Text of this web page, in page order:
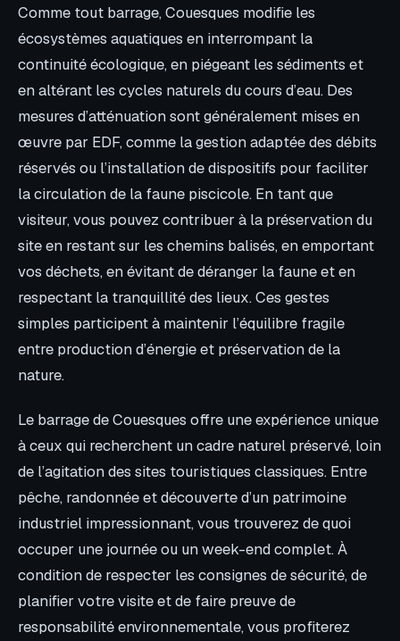
Comme tout barrage, Couesques modifie les
écosystèmes aquatiques en interrompant la
continuité écologique, en piégeant les sédiments et
en altérant les cycles naturels du cours d’eau. Des
mesures d’atténuation sont généralement mises en
œuvre par EDF, comme la gestion adaptée des débits
réservés ou l’installation de dispositifs pour faciliter
la circulation de la faune piscicole. En tant que
visiteur, vous pouvez contribuer à la préservation du
site en restant sur les chemins balisés, en emportant
vos déchets, en évitant de déranger la faune et en
respectant la tranquillité des lieux. Ces gestes
simples participent à maintenir l’équilibre fragile
entre production d’énergie et préservation de la
nature.
Le barrage de Couesques offre une expérience unique
à ceux qui recherchent un cadre naturel préservé, loin
de l’agitation des sites touristiques classiques. Entre
pêche, randonnée et découverte d’un patrimoine
industriel impressionnant, vous trouverez de quoi
occuper une journée ou un week-end complet. À
condition de respecter les consignes de sécurité, de
planifier votre visite et de faire preuve de
responsabilité environnementale, vous profiterez